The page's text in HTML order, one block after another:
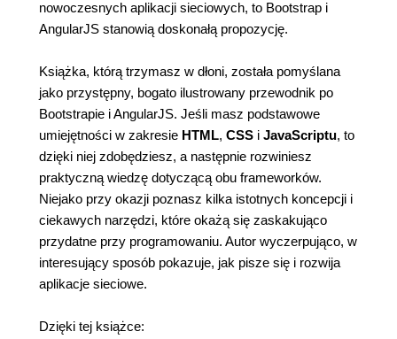
nowoczesnych aplikacji sieciowych, to Bootstrap i
AngularJS stanowią doskonałą propozycję.
Książka, którą trzymasz w dłoni, została pomyślana
jako przystępny, bogato ilustrowany przewodnik po
Bootstrapie i AngularJS. Jeśli masz podstawowe
umiejętności w zakresie HTML, CSS i JavaScriptu, to
dzięki niej zdobędziesz, a następnie rozwiniesz
praktyczną wiedzę dotyczącą obu frameworków.
Niejako przy okazji poznasz kilka istotnych koncepcji i
ciekawych narzędzi, które okażą się zaskakująco
przydatne przy programowaniu. Autor wyczerpująco, w
interesujący sposób pokazuje, jak pisze się i rozwija
aplikacje sieciowe.
Dzięki tej książce: